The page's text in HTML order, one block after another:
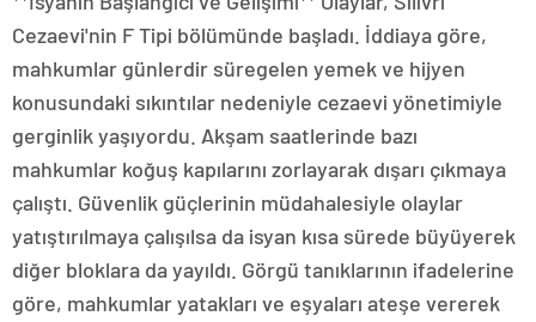
Cezaevi'nin F Tipi bölümünde başladı. İddiaya göre,
mahkumlar günlerdir süregelen yemek ve hijyen
konusundaki sıkıntılar nedeniyle cezaevi yönetimiyle
gerginlik yaşıyordu. Akşam saatlerinde bazı
mahkumlar koğuş kapılarını zorlayarak dışarı çıkmaya
çalıştı. Güvenlik güçlerinin müdahalesiyle olaylar
yatıştırılmaya çalışılsa da isyan kısa sürede büyüyerek
diğer bloklara da yayıldı. Görgü tanıklarının ifadelerine
göre, mahkumlar yatakları ve eşyaları ateşe vererek